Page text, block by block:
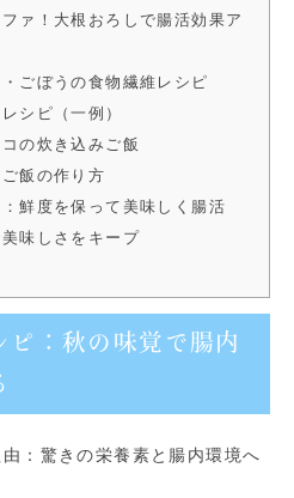
ァ！大根おろしで腸活効果ア
ごぼうの食物繊維レシピ
シピ（一例）
の炊き込みご飯
飯の作り方
鮮度を保って美味しく腸活
味しさをキープ
ピ：秋の味覚で腸内
：驚きの栄養素と腸内環境へ